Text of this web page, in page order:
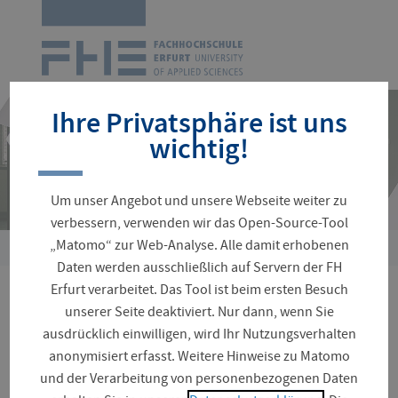
überspringen
Sie
sind
hier:
NZZ MEGAHERTZ-Podcast
mit Prof. Dr. Tobias Luck
Ihre Privatsphäre ist uns
wichtig!
Um unser Angebot und unsere Webseite weiter zu
verbessern, verwenden wir das Open-Source-Tool
„Matomo“ zur Web-Analyse. Alle damit erhobenen
Daten werden ausschließlich auf Servern der FH
Erfurt verarbeitet. Das Tool ist beim ersten Besuch
unserer Seite deaktiviert. Nur dann, wenn Sie
ausdrücklich einwilligen, wird Ihr Nutzungsverhalten
anonymisiert erfasst. Weitere Hinweise zu Matomo
und der Verarbeitung von personenbezogenen Daten